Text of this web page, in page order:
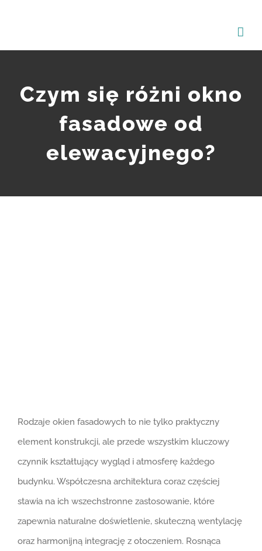
zawartości
Czym się różni okno
fasadowe od
elewacyjnego?
Rodzaje okien fasadowych to nie tylko praktyczny
element konstrukcji, ale przede wszystkim kluczowy
czynnik kształtujący wygląd i atmosferę każdego
budynku. Współczesna architektura coraz częściej
stawia na ich wszechstronne zastosowanie, które
zapewnia naturalne doświetlenie, skuteczną wentylację
oraz harmonijną integrację z otoczeniem. Rosnąca